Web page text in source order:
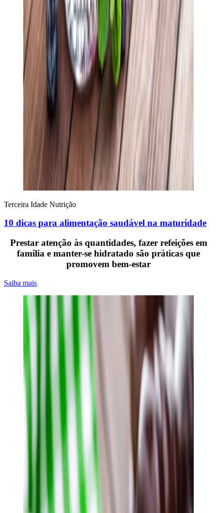
Terceira Idade Nutrição
10 dicas para alimentação saudável na maturidade
Prestar atenção às quantidades, fazer refeições em
família e manter-se hidratado são práticas que
promovem bem-estar
Saiba mais